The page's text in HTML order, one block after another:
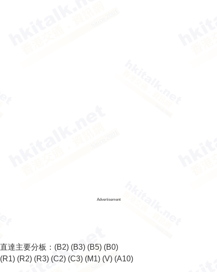
Advertisement
直達主要分板： (B2) (B3) (B5) (B0)
(R1) (R2) (R3) (C2) (C3) (M1) (V) (A10)